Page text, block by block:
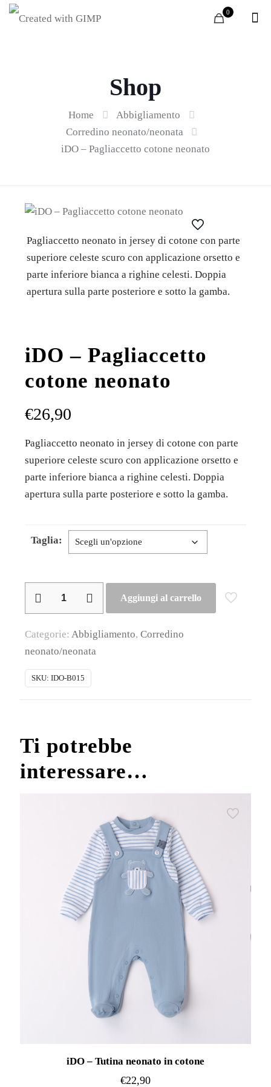
0
Shop
Home
Abbigliamento
Corredino neonato/neonata
iDO – Pagliaccetto cotone neonato
Pagliaccetto neonato in jersey di cotone con parte
superiore celeste scuro con applicazione orsetto e
parte inferiore bianca a righine celesti. Doppia
apertura sulla parte posteriore e sotto la gamba.
iDO – Pagliaccetto
cotone neonato
€26,90
Pagliaccetto neonato in jersey di cotone con parte
superiore celeste scuro con applicazione orsetto e
parte inferiore bianca a righine celesti. Doppia
apertura sulla parte posteriore e sotto la gamba.
Taglia:
cotone
neonato
quantità
Aggiungi al carrello
Categorie: Abbigliamento, Corredino
neonato/neonata
SKU: IDO-B015
Ti potrebbe
interessare…
iDO – Tutina neonato in cotone
€22,90